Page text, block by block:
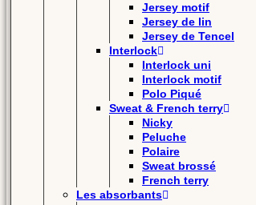
Jersey motif
Jersey de lin
Jersey de Tencel
Interlock
Interlock uni
Interlock motif
Polo Piqué
Sweat & French terry
Nicky
Peluche
Polaire
Sweat brossé
French terry
Les absorbants